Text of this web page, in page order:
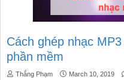
Cách ghép nhạc
phần mềm
Thắng Phạm March 10, 2019